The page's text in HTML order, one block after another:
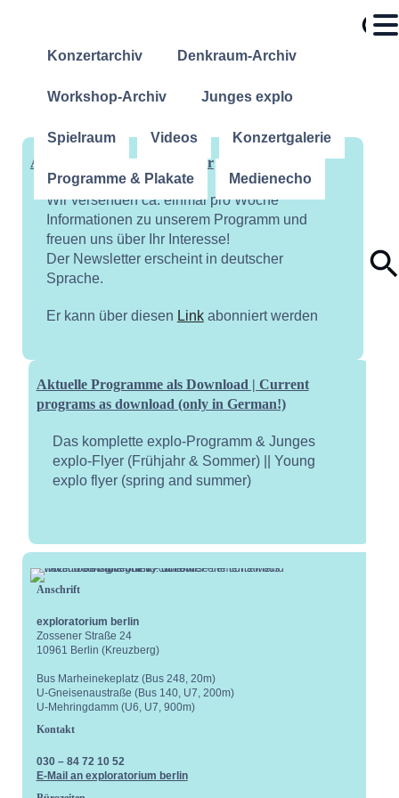
Konzertarchiv Denkraum-Archiv
Workshop-Archiv Junges explo
Spielraum Videos Konzertgalerie
Programme & Plakate Medienecho
Abonniere unseren Newsletter
Wir versenden ca. einmal pro Woche
Informationen zu unserem Programm und
freuen uns über Ihr Interesse!
Der Newsletter erscheint in deutscher
Sprache.
Er kann über diesen Linkabonniert werden
Aktuelle Programme als Download | Current
programs as download (only in German!)
Das komplette explo-Programm & Junges
explo-Flyer (Frühjahr & Sommer) || Young
explo flyer (spring and summer)
Anschrift
exploratorium berlin
Zossener Straße 24
10961 Berlin (Kreuzberg)
Bus Marheinekeplatz (Bus 248, 20m)
U-Gneisenaustraße (Bus 140, U7, 200m)
U-Mehringdamm (U6, U7, 900m)
Kontakt
030 – 84 72 10 52
E-Mail an exploratorium berlin